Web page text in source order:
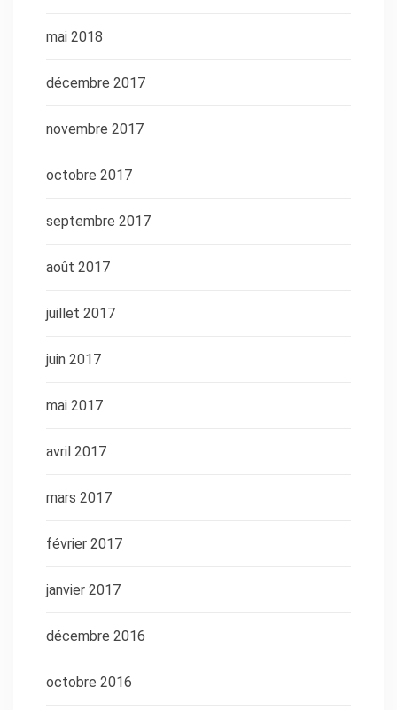
mai 2018
décembre 2017
novembre 2017
octobre 2017
septembre 2017
août 2017
juillet 2017
juin 2017
mai 2017
avril 2017
mars 2017
février 2017
janvier 2017
décembre 2016
octobre 2016